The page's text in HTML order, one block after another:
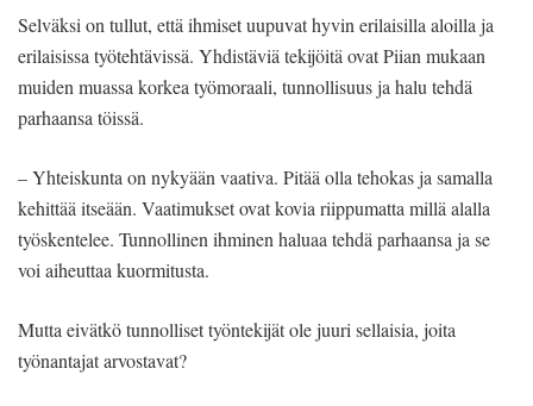
Selväksi on tullut, että ihmiset uupuvat hyvin erilaisilla aloilla ja
erilaisissa työtehtävissä. Yhdistäviä tekijöitä ovat Piian mukaan
muiden muassa korkea työmoraali, tunnollisuus ja halu tehdä
parhaansa töissä.
– Yhteiskunta on nykyään vaativa. Pitää olla tehokas ja samalla
kehittää itseään. Vaatimukset ovat kovia riippumatta millä alalla
työskentelee. Tunnollinen ihminen haluaa tehdä parhaansa ja se
voi aiheuttaa kuormitusta.
Mutta eivätkö tunnolliset työntekijät ole juuri sellaisia, joita
työnantajat arvostavat?